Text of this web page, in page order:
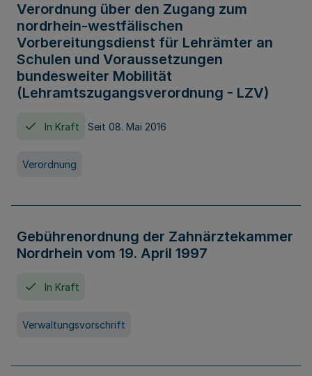
Verordnung über den Zugang zum
nordrhein-westfälischen
Vorbereitungsdienst für Lehrämter an
Schulen und Voraussetzungen
bundesweiter Mobilität
(Lehramtszugangsverordnung - LZV)
In Kraft Seit 08. Mai 2016
Verordnung
Gebührenordnung der Zahnärztekammer
Nordrhein vom 19. April 1997
In Kraft
Verwaltungsvorschrift